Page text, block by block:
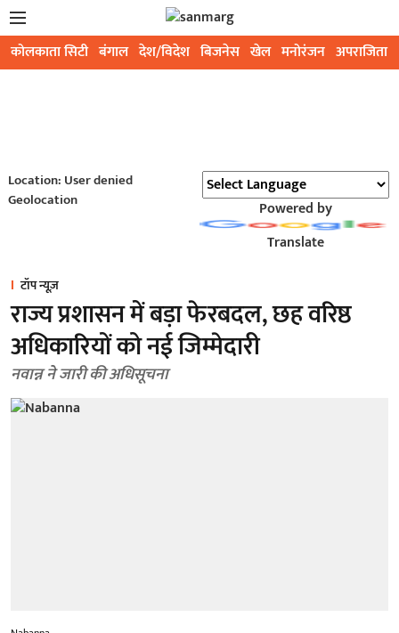
कोलकाता सिटी बंगाल देश/विदेश बिजनेस खेल मनोरंजन अपराजिता
Location: User denied
Geolocation
Powered by
Translate
टॉप न्यूज़
राज्य प्रशासन में बड़ा फेरबदल, छह वरिष्ठ
अधिकारियों को नई जिम्मेदारी
नवान्न ने जारी की अधिसूचना